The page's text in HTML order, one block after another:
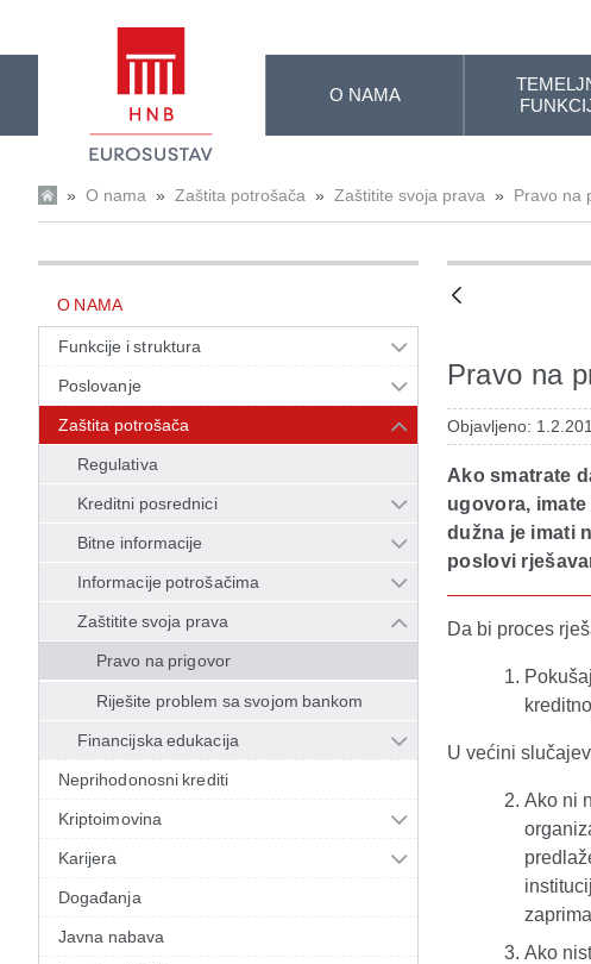
O NAMA
» O nama » Zaštita potrošača » Zaštitite svoja prava » Pravo na
O NAMA
Funkcije i struktura
Poslovanje
Zaštita potrošača
Regulativa
Kreditni posrednici
Bitne informacije
Informacije potrošačima
Zaštitite svoja prava
Pravo na prigovor
Riješite problem sa svojom bankom
Financijska edukacija
Neprihodonosni krediti
Kriptoimovina
Karijera
Događanja
Javna nabava
Pravo na
Objavljeno:
Ako smatrate
ugovora,
dužna je imati
poslovi
Da bi proces
U većini
Ako ni
Ako